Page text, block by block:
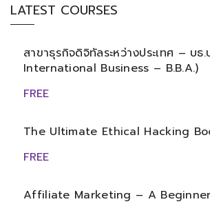
LATEST COURSES
สาขาธุรกิจดิจิทัลระหว่างประเทศ – บ
International Business – B.B.A.)
FREE
The Ultimate Ethical Hacking
FREE
Affiliate Marketing – A